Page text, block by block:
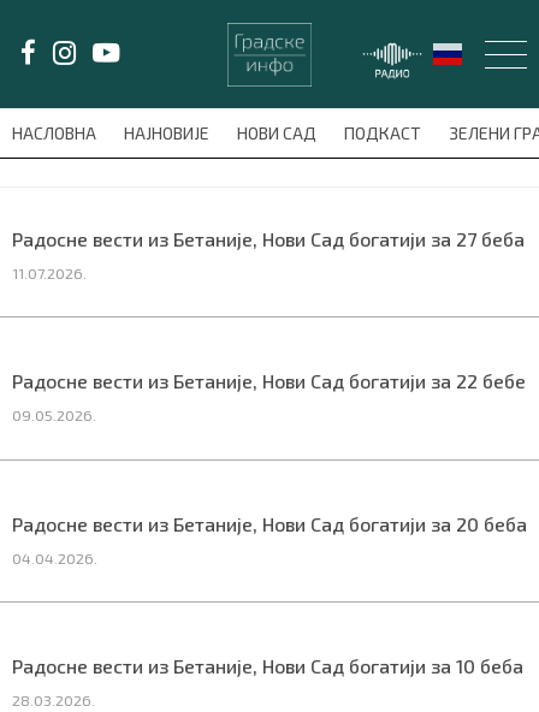
НАСЛОВНА НАЈНОВИЈЕ НОВИ САД ПОДКАСТ ЗЕЛЕНИ
meni'); $this_item = current( wp_filter_object_list(
Радосне вести из Бетаније, Нови Сад богатији за 27 беба
11.07.2026.
Радосне вести из Бетаније, Нови Сад богатији за 22 бебе
09.05.2026.
Радосне вести из Бетаније, Нови Сад богатији за 20 бебa
04.04.2026.
Радосне вести из Бетаније, Нови Сад богатији за 10 беба
28.03.2026.
LAT/ЋИР
НАЈНОВИЈЕ
ПОДКАСТ
СПЕЦИЈАЛИ
СРБИЈА